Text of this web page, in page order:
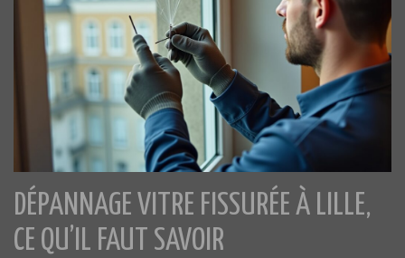
DÉPANNAGE VITRE FISSURÉE À LILLE,
CE QU’IL FAUT SAVOIR